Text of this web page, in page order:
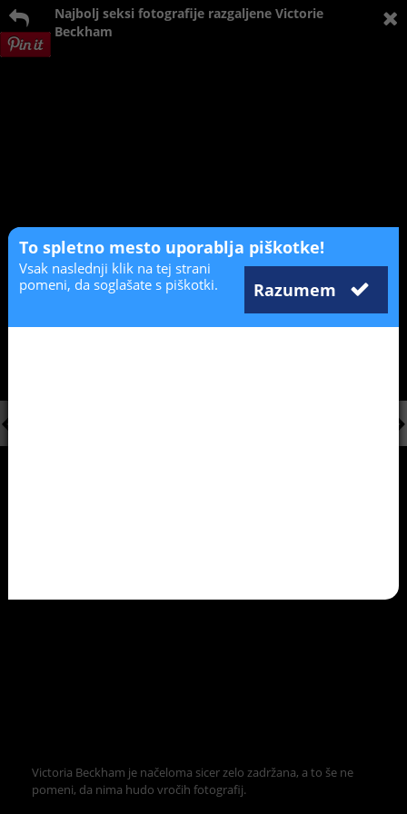
Najbolj seksi fotografije razgaljene Victorie
Beckham
Victoria Beckham je načeloma sicer zelo zadržana, a to še ne
pomeni, da nima hudo vročih fotografij.
To spletno mesto uporablja piškotke!
Razumem
Vsak naslednji klik na tej strani
pomeni, da soglašate s piškotki.